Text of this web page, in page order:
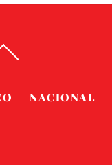
To
NACIONAL